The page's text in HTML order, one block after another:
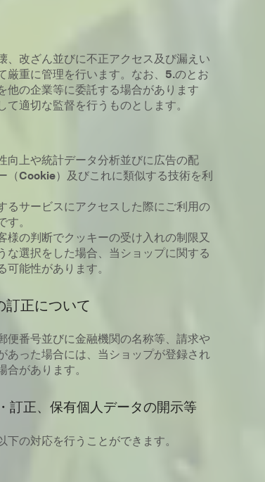
、改ざん並びに不正アクセス及び漏えい
厳重に管理を行います。なお、5.のとお
他の企業等に委託する場合があります
適切な監督を行うものとします。
向上や統計データ分析並びに広告の配
（Cookie）及びこれに類似する技術を利
るサービスにアクセスした際にご利用の
す。
様の判断でクッキーの受け入れの制限又
な選択をした場合、当ショップに関する
能性があります。
訂正について
便番号並びに金融機関の名称等、請求や
あった場合には、当ショップが登録され
合があります。
訂正、保有個人データの開示等
の対応を行うことができます。